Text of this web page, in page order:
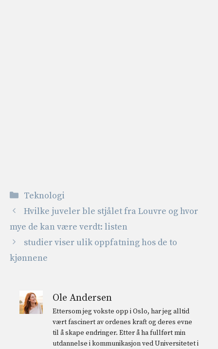
Kategorier
Teknologi
Hvilke juveler ble stjålet fra Louvre og hvor
mye de kan være verdt: listen
studier viser ulik oppfatning hos de to
kjønnene
Ole Andersen
Ettersom jeg vokste opp i Oslo, har jeg alltid
vært fascinert av ordenes kraft og deres evne
til å skape endringer. Etter å ha fullført min
utdannelse i kommunikasjon ved Universitetet i